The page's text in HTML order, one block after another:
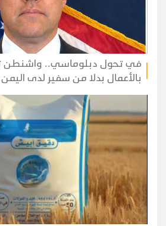
في تحول دبلوماسي.. واشنطن
بالأعمال بدلا من سفير لدى اليمن